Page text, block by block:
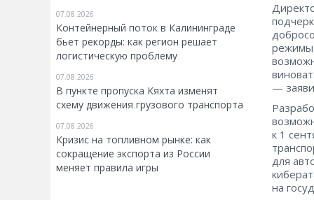
07.08.2026
Контейнерный поток в Калининграде
бьет рекорды: как регион решает
логистическую проблему
07.08.2026
В пункте пропуска Кяхта изменят
схему движения грузового транспорта
07.08.2026
Кризис на топливном рынке: как
сокращение экспорта из России
меняет правила игры
—
к 1
для
на